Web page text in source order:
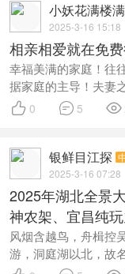
小妖花满楼
2025-3-16 15:18
相亲相爱就在免
幸福美满的家庭！往
据家庭的主导！夫妻
 0  5 
银鲜目江探
2025-3-16 07:28
2025年湖北全景
神农架、宜昌纯
风烟含越鸟，舟楫控
游，洞庭湖以北，故